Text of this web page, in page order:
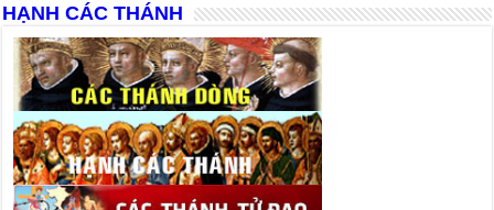
HẠNH CÁC THÁNH